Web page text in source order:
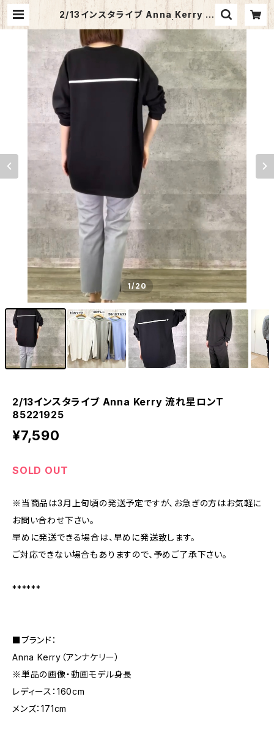
2/13インスタライブ Anna Kerry 流
れ星ロンT 85221925 | バリエ
1/20
2/13インスタライブ Anna Kerry 流れ星ロンT
85221925
¥7,590
SOLD OUT
※当商品は3月上旬頃の発送予定ですが、お急ぎの方はお気軽に
お問い合わせ下さい。
早めに発送できる場合は、早めに発送致します。
ご対応できない場合もありますので、予めご了承下さい。
******
■ブランド：
Anna Kerry（アンナケリー）
※単品の画像・動画モデル身長
レディース：160cm
メンズ：171cm